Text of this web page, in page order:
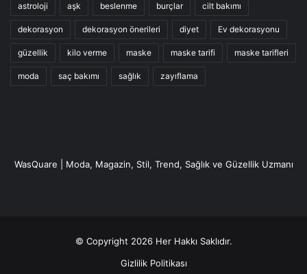
astroloji aşk beslenme burçlar cilt bakımı
dekorasyon dekorasyon önerileri diyet Ev dekorasyonu
güzellik kilo verme maske maske tarifi maske tarifleri
moda saç bakımı sağlık zayıflama
WasQuare | Moda, Magazin, Stil, Trend, Sağlık ve Güzellik Uzmanı
© Copyright 2026 Her Hakkı Saklıdır.
Gizlilik Politikası